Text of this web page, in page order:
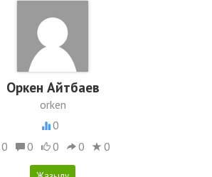
Оркен Айтбаев
orken
0
0
0 0 0 0